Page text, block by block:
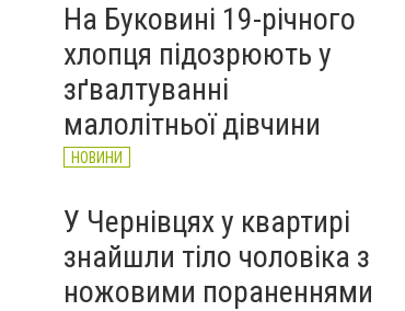
На Буковині 19-річного
хлопця підозрюють у
зґвалтуванні
малолітньої дівчини
НОВИНИ
У Чернівцях у квартирі
знайшли тіло чоловіка з
ножовими пораненнями